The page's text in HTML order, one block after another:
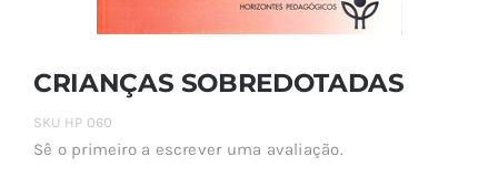
CRIANÇAS SOBREDOTADAS
SKU HP 060
Sê o primeiro a escrever uma avaliação.